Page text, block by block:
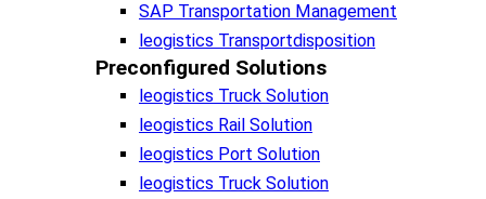
SAP Transportation Management
leogistics Transportdisposition
Preconfigured Solutions
leogistics Truck Solution
leogistics Rail Solution
leogistics Port Solution
leogistics Truck Solution